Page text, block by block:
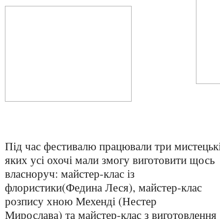
Під час фестивалю працювали три
яких усі охочі мали змогу виготовити щось
власноруч: майстер-клас із
флористики(Федина Леся), майстер-клас
розпису хною Мехенді (Нестер
Мирослава) та майстер-клас з виготовлення